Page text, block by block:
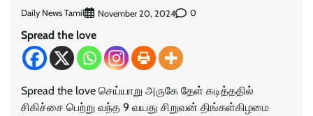
Daily News Tamil November 20, 2024 0
Spread the love
Spread the love செய்யாறு அருகே தேள் கடித்ததில்
சிகிச்சை பெற்று வந்த 9 வயது சிறுவன் திங்கள்கிழமை